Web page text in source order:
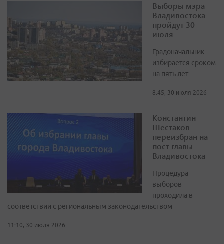
Выборы мэра
Владивостока
пройдут 30
июля
Градоначальник
избирается сроком
на пять лет
8:45, 30 июля 2026
Константин
Шестаков
переизбран на
пост главы
Владивостока
Процедура
выборов
проходила в
соответствии с региональным законодательством
11:10, 30 июля 2026